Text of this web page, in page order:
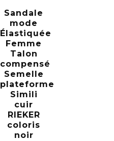
Sandale
mode
Élastiquée
Femme
Talon
compensé
Semelle
plateforme
Simili
cuir
RIEKER
coloris
noir